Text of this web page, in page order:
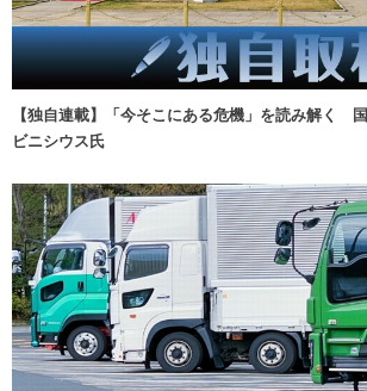
【独自連載】「今そこにある危機」を読み解く
ビニシウス氏